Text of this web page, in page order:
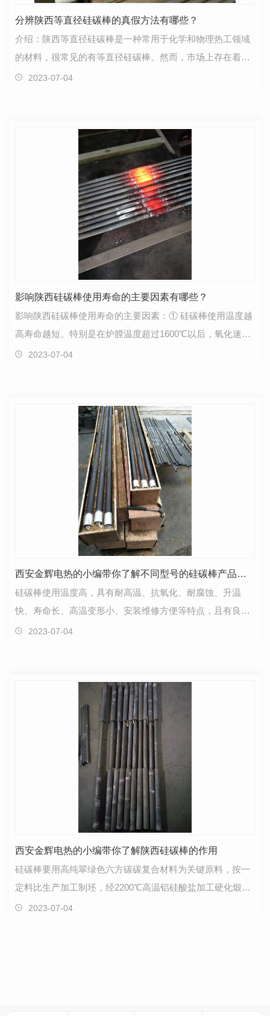
分辨陕西等直径硅碳棒的真假方法有哪些？
介绍：陕西等直径硅碳棒是一种常用于化学和物理热工领域
的材料，很常见的有等直径硅碳棒。然而，市场上存在着一
些假冒伪劣的等直径硅碳棒。如何分辨真假等直径硅碳…
2023-07-04
影响陕西硅碳棒使用寿命的主要因素有哪些？
影响陕西硅碳棒使用寿命的主要因素：① 硅碳棒使用温度越
高寿命越短。特别是在炉膛温度超过1600℃以后，氧化速度
加快，硅碳棒的使用寿命变短，所以请尽量不要让硅…
2023-07-04
西安金辉电热的小编带你了解不同型号的硅碳棒产品的用途
硅碳棒使用温度高，具有耐高温、抗氧化、耐腐蚀、升温
快、寿命长、高温变形小、安装维修方便等特点，且有良好
的化学稳定性。现已广泛应用于电子、磁性材料、粉末冶…
2023-07-04
西安金辉电热的小编带你了解陕西硅碳棒的作用
硅碳棒要用高纯翠绿色六方碳碳复合材料为关键原料，按一
定料比生产加工制坯，经2200℃高温铝硅酸盐加工硬化煅烧
而做成的杆状、管形非金属材料高温电热材料。还原性…
2023-07-04